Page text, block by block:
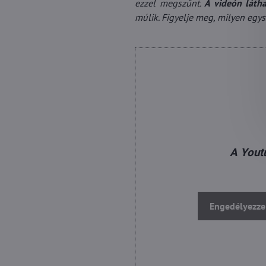
ezzel megszűnt.A videón
múlik. Figyelje meg, milyen
A